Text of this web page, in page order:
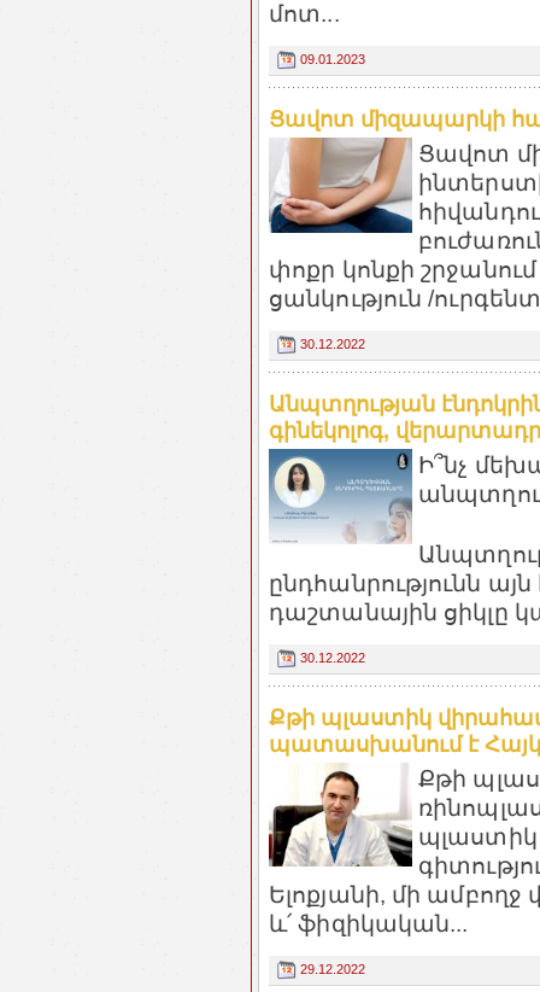
մոտ...
09.01.2023
Ցավոտ միզապարկի
Ցավոտ
փոքր կոնքի
ցանկություն /
30.12.2022
Անպտղության
գինեկոլոգ,
Ի՞նչ
ընդհանրությունն
դաշտանային ցիկլը
30.12.2022
Քթի պլաստիկ
պատասխանում է Հայկ
Քթի
պլաստիկ
Ելոքյանի, մի ամբողջ
և՛ ֆիզիկական...
29.12.2022